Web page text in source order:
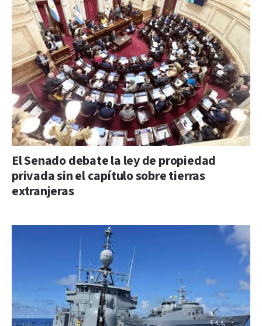
El Senado debate la ley de propiedad
privada sin el capítulo sobre tierras
extranjeras